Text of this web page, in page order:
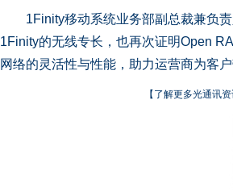
1Finity移动系统业务部副总裁兼负责
1Finity的无线专长，也再次证明Open
网络的灵活性与性能，助力运营商为客
【了解更多光通讯